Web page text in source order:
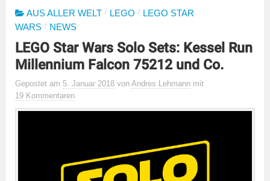
AUS ALLER WELT / LEGO / LEGO STAR
WARS / NEWS
LEGO Star Wars Solo Sets: Kessel Run
Millennium Falcon 75212 und Co.
Gepostet am 5. Januar 2018 von Andres Lehmann mit
19 Kommentaren